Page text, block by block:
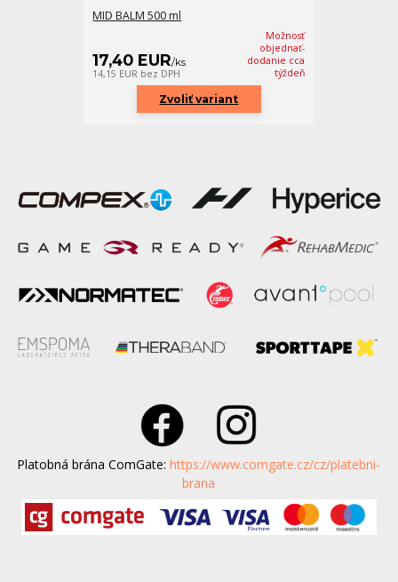
MID BALM 500 ml
17,40 EUR/ks
14,15 EUR bez DPH
Možnosť
objednať-
dodanie cca
týždeň
Zvoliť variant
Platobná brána ComGate:https://www.comgate.cz/cz/platebni-
brana